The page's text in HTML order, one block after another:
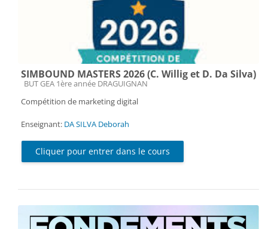
SIMBOUND MASTERS 2026 (C. Willig et D. Da Silva)
Catégorie de cours
BUT GEA 1ère année DRAGUIGNAN
Compétition de marketing digital
Enseignant: DA SILVA Deborah
Cliquer pour entrer dans le cours